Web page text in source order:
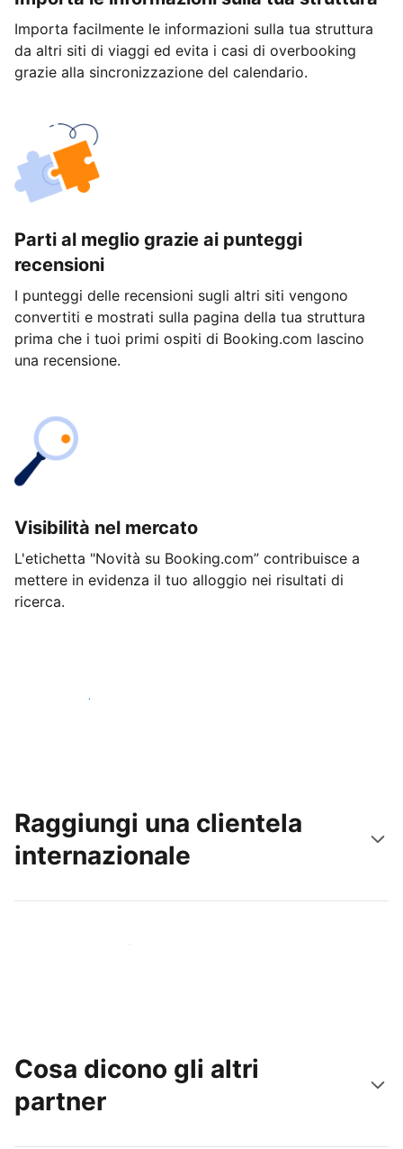
Importa facilmente le informazioni sulla tua struttura
da altri siti di viaggi ed evita i casi di overbooking
grazie alla sincronizzazione del calendario.
Parti al meglio grazie ai punteggi
recensioni
I punteggi delle recensioni sugli altri siti vengono
convertiti e mostrati sulla pagina della tua struttura
prima che i tuoi primi ospiti di Booking.com lascino
una recensione.
Visibilità nel mercato
L'etichetta "Novità su Booking.com” contribuisce a
mettere in evidenza il tuo alloggio nei risultati di
ricerca.
Inizia oggi stesso
Raggiungi una clientela
internazionale
Raggiungi subito nuovi ospiti
Cosa dicono gli altri
partner